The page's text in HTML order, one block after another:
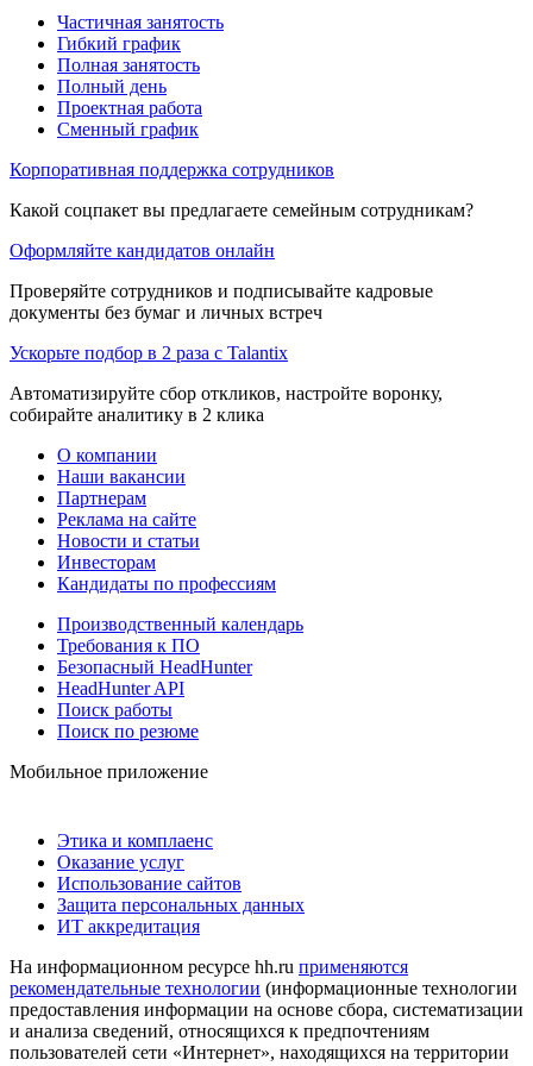
Частичная занятость
Гибкий график
Полная занятость
Полный день
Проектная работа
Сменный график
Корпоративная поддержка сотрудников
Какой соцпакет вы предлагаете семейным сотрудникам?
Оформляйте кандидатов онлайн
Проверяйте сотрудников и подписывайте кадровые
документы без бумаг и личных встреч
Ускорьте подбор в 2 раза с Talantix
Автоматизируйте сбор откликов, настройте воронку,
собирайте аналитику в 2 клика
О компании
Наши вакансии
Партнерам
Реклама на сайте
Новости и статьи
Инвесторам
Кандидаты по профессиям
Производственный календарь
Требования к ПО
Безопасный HeadHunter
HeadHunter API
Поиск работы
Поиск по резюме
Мобильное приложение
Этика и комплаенс
Оказание услуг
Использование сайтов
Защита персональных данных
ИТ аккредитация
На информационном ресурсе hh.ru применяются
рекомендательные технологии (информационные технологии
предоставления информации на основе сбора, систематизации
и анализа сведений, относящихся к предпочтениям
пользователей сети «Интернет», находящихся на территории